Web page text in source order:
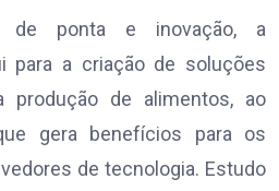
de ponta e inovação, a
para a criação de soluções
produção de alimentos, ao
gera benefícios para os
de tecnologia. Estudo